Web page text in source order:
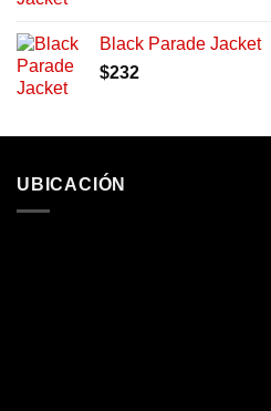
Black Parade Jacket
$232
UBICACIÓN